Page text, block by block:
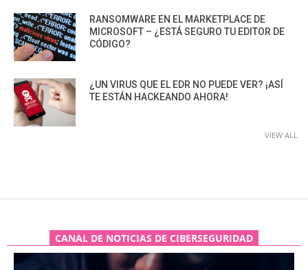
RANSOMWARE EN EL MARKETPLACE DE
MICROSOFT – ¿ESTÁ SEGURO TU EDITOR DE
CÓDIGO?
¿UN VIRUS QUE EL EDR NO PUEDE VER? ¡ASÍ
TE ESTÁN HACKEANDO AHORA!
VIEW ALL
CANAL DE NOTICIAS DE CIBERSEGURIDAD